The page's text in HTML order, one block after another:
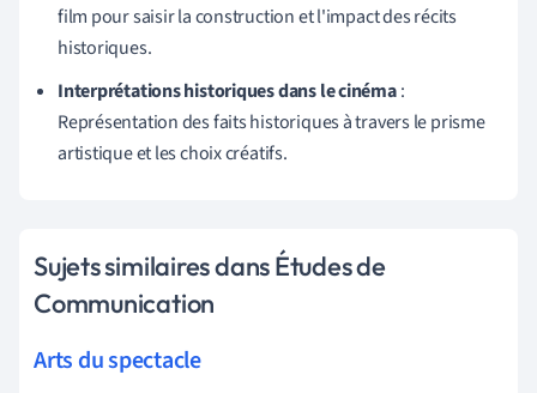
film pour saisir la construction et l'impact des récits
historiques.
Interprétations historiques dans le cinéma:
Représentation des faits historiques à travers le prisme
artistique et les choix créatifs.
Sujets similaires dans Études de
Communication
Arts du spectacle